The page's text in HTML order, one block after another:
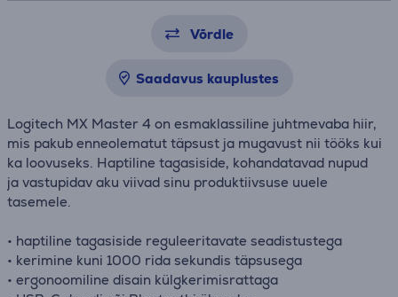
Võrdle
Saadavus kauplustes
Logitech MX Master 4 on esmaklassiline juhtmevaba hiir,
mis pakub enneolematut täpsust ja mugavust nii tööks kui
ka loovuseks. Haptiline tagasiside, kohandatavad nupud
ja vastupidav aku viivad sinu produktiivsuse uuele
tasemele.
• haptiline tagasiside reguleeritavate seadistustega
• kerimine kuni 1000 rida sekundis täpsusega
• ergonoomiline disain külgkerimisrattaga